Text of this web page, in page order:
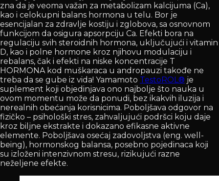
zna da je veoma važan za metabolizam kalcijuma (Ca),
kao i celokupni balans hormona u telu. Bor je
esencijalan za zdravlje kostiju i zglobova, sa osnovnom
funkcijom da osigura apsorpciju Ca. Efekti bora na
regulaciju svih steroidnih hormona, uključujući i vitamin
D, kao i polne hormone kroz njihovu modulaciju i
rebalans, čak i efekti na niske koncentracije T
HORMONA kod muškaraca u andropauzi takođe ne
treba da se gube iz vida! Yamamoto TestoROL® je
suplement koji objedinjava ono najbolje što nauka u
ovom momentu može da ponudi, bez ikakvih iluzija i
nerealnih obećanja korisnicima. Poboljšava odgovor na
fizičko – psihološki stres, zahvaljujući podršci koju daje
kroz biljne ekstrakte i dokazano efikasne aktivne
elemente. Poboljšava osećaj zadovoljstva (eng. well-
being), hormonskog balansa, posebno pojedinaca koji
su izloženi intenzivnom stresu, rizikujući razne
neželjene efekte.